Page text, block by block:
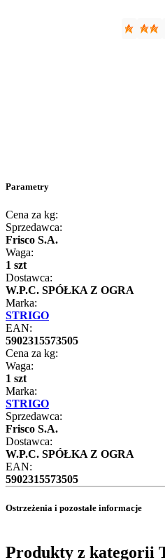
Parametry
Cena za kg:
Sprzedawca:
Frisco S.A.
Waga:
1 szt
Dostawca:
W.P.C. SPÓŁKA Z OGRA
Marka:
STRIGO
EAN:
5902315573505
Cena za kg:
Waga:
1 szt
Marka:
STRIGO
Sprzedawca:
Frisco S.A.
Dostawca:
W.P.C. SPÓŁKA Z OGRA
EAN:
5902315573505
Ostrzeżenia i pozostałe informacje
Produkty z kategorii